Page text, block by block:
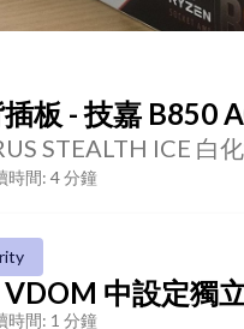
板 - 技嘉 B850
STEALTH ICE 白
時間: 4 分鐘
中設定獨
時間: 1 分鐘